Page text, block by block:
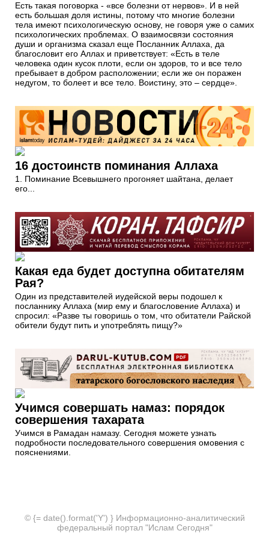
Есть такая поговорка - «все болезни от нервов». И в ней
есть большая доля истины, потому что многие болезни
тела имеют психологическую основу, не говоря уже о самих
психологических проблемах. О взаимосвязи состояния
души и организма сказал еще Посланник Аллаха, да
благословит его Аллах и приветствует: «Есть в теле
человека один кусок плоти, если он здоров, то и все тело
пребывает в добром расположении; если же он поражен
недугом, то болеет и все тело. Воистину, это – сердце».
16 достоинств поминания Аллаха
1. Поминание Всевышнего прогоняет шайтана, делает
его...
Какая еда будет доступна обитателям
Рая?
Один из представителей иудейской веры подошел к
посланнику Аллаха (мир ему и благословение Аллаха) и
спросил: «Разве ты говоришь о том, что обитатели Райской
обители будут пить и употреблять пищу?»
Учимся совершать намаз: порядок
совершения тахарата
Учимся в Рамадан намазу. Сегодня можете узнать
подробности последовательного совершения омовения с
пояснениями.
© {= date().format('Y') } Информационно-аналитический
федеральный портал "Ислам Сегодня"